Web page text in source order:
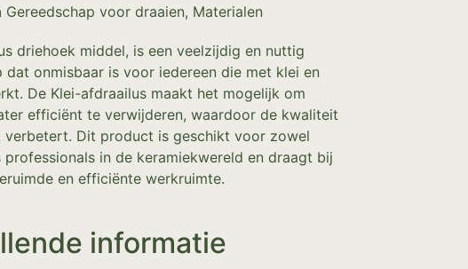
Gereedschap voor draaien, Materialen
driehoek middel, is een veelzijdig en nuttig
dat onmisbaar is voor iedereen die met klei en
De Klei-afdraailus maakt het mogelijk om
efficiënt te verwijderen, waardoor de kwaliteit
verbetert. Dit product is geschikt voor zowel
professionals in de keramiekwereld en draagt bij
en efficiënte werkruimte.
informatie